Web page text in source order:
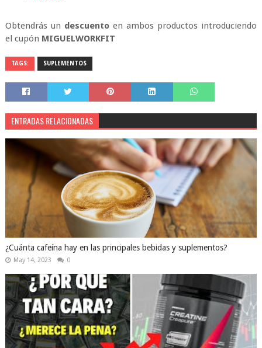
Obtendrás un descuentoen ambos productos introduciendo
el cupón MIGUELWORKFIT
TAGS: SUPLEMENTOS
ENTRADAS RELACIONADAS
¿Cuánta cafeína hay en las principales bebidas y suplementos?
May 14, 2023 0